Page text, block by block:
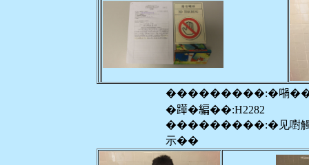
�𨅯�編��:H2282
���������:�见嚉
示��